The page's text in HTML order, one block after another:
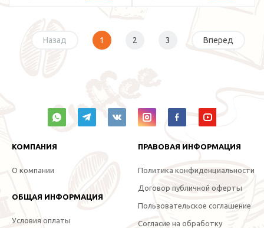
Назад 1 2 3 Вперед
КОМПАНИЯ
О компании
ОБЩАЯ ИНФОРМАЦИЯ
Условия оплаты
ПРАВОВАЯ ИНФОРМАЦИЯ
Политика конфиденциальности
Договор публичной оферты
Пользовательское соглашение
Согласие на обработку